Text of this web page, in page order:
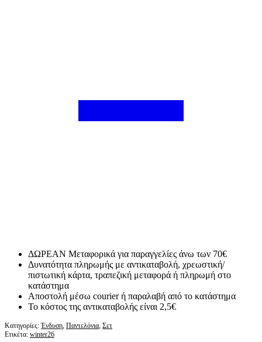
ΔΩΡΕΑΝ Μεταφορικά για παραγγελίες άνω των 70€
Δυνατότητα πληρωμής με αντικαταβολή, χρεωστική/
πιστωτική κάρτα, τραπεζική μεταφορά ή πληρωμή στο
κατάστημα
Αποστολή μέσω courier ή παραλαβή από το κατάστημα
Το κόστος της αντικαταβολής είναι 2,5€
Κατηγορίες:Ένδυση, Παντελόνια, Σετ
Ετικέτα: winter26